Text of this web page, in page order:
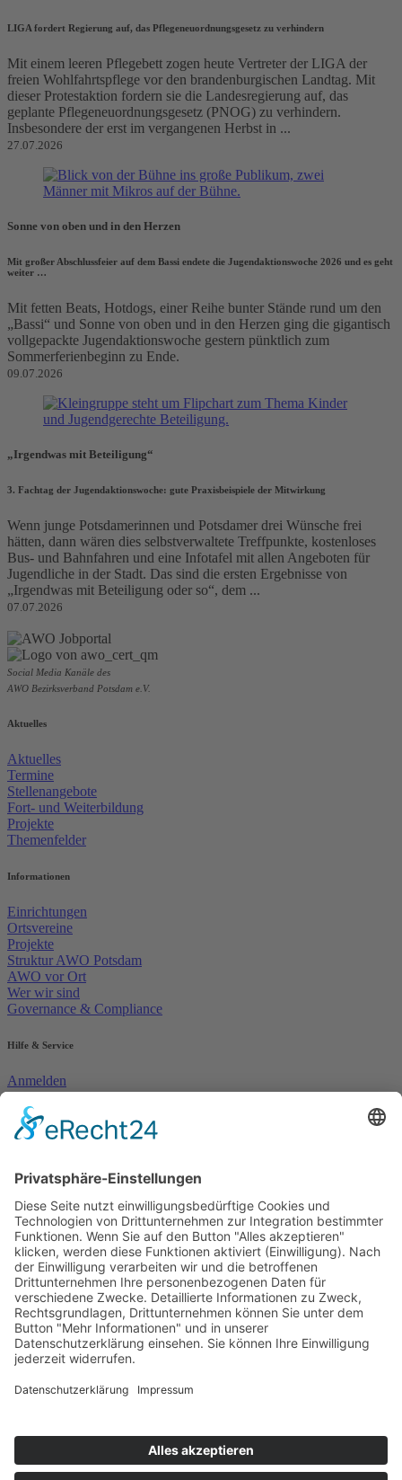
LIGA fordert Regierung auf, das Pflegeneuordnungsgesetz zu verhindern
Mit einem leeren Pflegebett zogen heute Vertreter der LIGA der
freien Wohlfahrtspflege vor den brandenburgischen Landtag. Mit
dieser Protestaktion fordern sie die Landesregierung auf, das
geplante Pflegeneuordnungsgesetz (PNOG) zu verhindern.
Insbesondere der erst im vergangenen Herbst in ...
27.07.2026
Sonne von oben und in den Herzen
Mit großer Abschlussfeier auf dem Bassi endete die Jugendaktionswoche 2026 und es geht
weiter …
Mit fetten Beats, Hotdogs, einer Reihe bunter Stände rund um den
„Bassi“ und Sonne von oben und in den Herzen ging die gigantisch
vollgepackte Jugendaktionswoche gestern pünktlich zum
Sommerferienbeginn zu Ende.
09.07.2026
„Irgendwas mit Beteiligung“
3. Fachtag der Jugendaktionswoche: gute Praxisbeispiele der Mitwirkung
Wenn junge Potsdamerinnen und Potsdamer drei Wünsche frei
hätten, dann wären dies selbstverwaltete Treffpunkte, kostenloses
Bus- und Bahnfahren und eine Infotafel mit allen Angeboten für
Jugendliche in der Stadt. Das sind die ersten Ergebnisse von
„Irgendwas mit Beteiligung oder so“, dem ...
07.07.2026
Social Media Kanäle des
AWO Bezirksverband Potsdam e.V.
Aktuelles
Aktuelles
Termine
Stellenangebote
Fort- und Weiterbildung
Projekte
Themenfelder
Informationen
Einrichtungen
Ortsvereine
Projekte
Struktur AWO Potsdam
AWO vor Ort
Wer wir sind
Governance & Compliance
Hilfe & Service
Anmelden
Mitglied werden
Kontakt
Inhaltsverzeichnis
AWO Jobportal
AWO Ehrenamt Portal
AWO Schulgesundheitsfachkräfte
AWO Bundesverband
AWO International
AWO Pflegeberatung
AWO Junge Plattform
AWO Kulturhaus Babelsberg
Arbeit mit Behinderung
Kulturland Brandenburg
Kultur für JEDEN
AWO 1plus9
Dachverband Freie Suchtselbsthilfe